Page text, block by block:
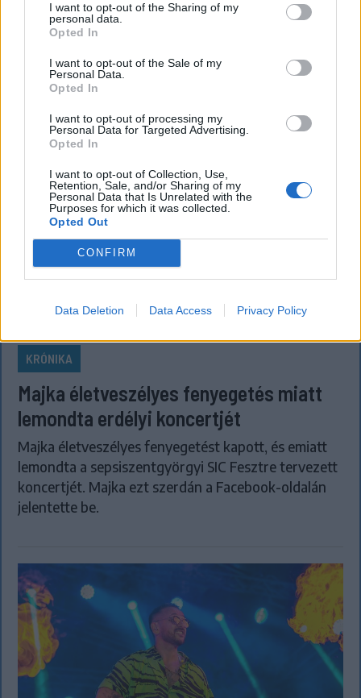
I want to opt-out of the Sharing of my
personal data.
Opted In
I want to opt-out of the Sale of my
Personal Data.
Opted In
I want to opt-out of processing my
Personal Data for Targeted Advertising.
Opted In
I want to opt-out of Collection, Use,
Retention, Sale, and/or Sharing of my
Personal Data that Is Unrelated with the
Purposes for which it was collected.
Opted Out
CONFIRM
Data Deletion Data Access Privacy Policy
rendezvényt és milyen útvonalon közlekednének
Erdélyben.
KRÓNIKA
Majka életveszélyes fenyegetés miatt
lemondta erdélyi koncertjét
Majka életveszélyes fenyegetést kapott, és emiatt
lemondta a sepsiszentgyörgyi SIC Fesztre tervezett
koncertjét. Majka ezt szerdán a Facebook-oldalán
jelentette be.